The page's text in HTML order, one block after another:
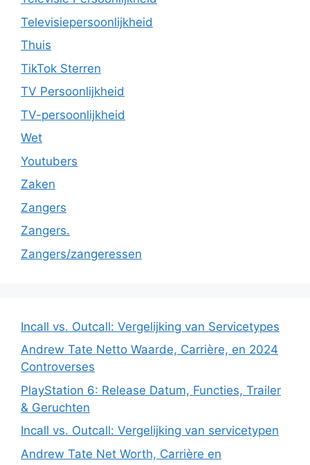
Televisiepersoonlijkheid
Thuis
TikTok Sterren
TV Persoonlijkheid
TV-persoonlijkheid
Wet
Youtubers
Zaken
Zangers
Zangers.
Zangers/zangeressen
Incall vs. Outcall: Vergelijking van Servicetypes
Andrew Tate Netto Waarde, Carrière, en 2024
Controverses
PlayStation 6: Release Datum, Functies, Trailer
& Geruchten
Incall vs. Outcall: Vergelijking van servicetypen
Andrew Tate Net Worth, Carrière en